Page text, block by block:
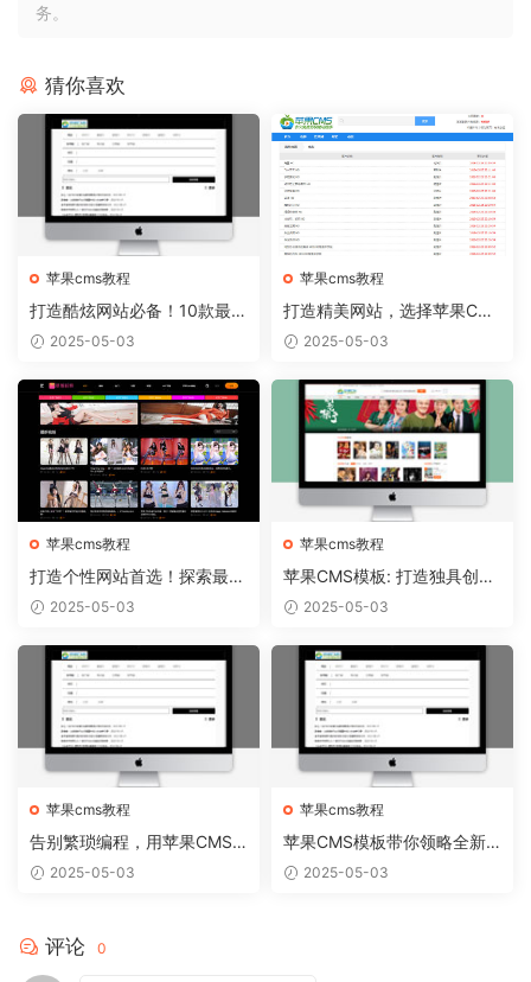
务。
猜你喜欢
苹果cms教程
打造酷炫网站必备！10款最热
门的苹果CMS模板推荐
2025-05-03
苹果cms教程
打造精美网站，选择苹果CM
S模板从容实现
2025-05-03
苹果cms教程
打造个性网站首选！探索最新
苹果CMS模板趋势
2025-05-03
苹果cms教程
苹果CMS模板: 打造独具创意
的个人博客！
2025-05-03
苹果cms教程
告别繁琐编程，用苹果CMS
模板轻松搭建个性网站
2025-05-03
苹果cms教程
苹果CMS模板带你领略全新
网站视觉盛宴
2025-05-03
评论 0